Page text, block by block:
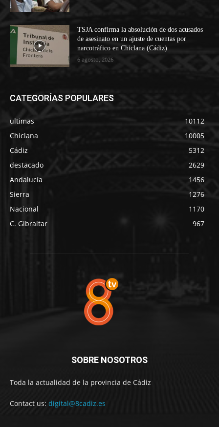
TSJA confirma la absolución de dos acusados
de asesinato en un ajuste de cuentas por
narcotráfico en Chiclana (Cádiz)
6 agosto, 2026
CATEGORÍAS POPULARES
ultimas
10112
Chiclana
10005
Cádiz
5312
destacado
2629
Andalucía
1456
Sierra
1276
Nacional
1170
C. Gibraltar
967
SOBRE NOSOTROS
Toda la actualidad de la provincia de Cádiz
Contact us: digital@8cadiz.es